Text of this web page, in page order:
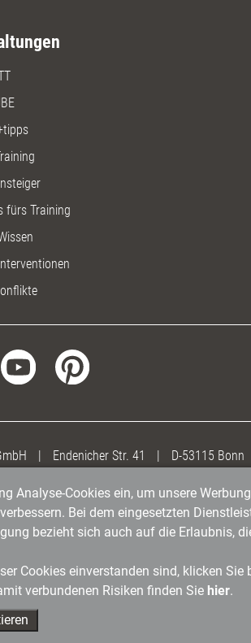
fürs Training
| Endenicher Str. 41 | D-53115 Bonn
Analyse-Cookies ein, um unsere
Bei dem eingesetzten
bezieht sich auch auf die Erlaubnis,
Cookies einverstanden sind, klicken
verbundenen Risiken finden Sie hier.